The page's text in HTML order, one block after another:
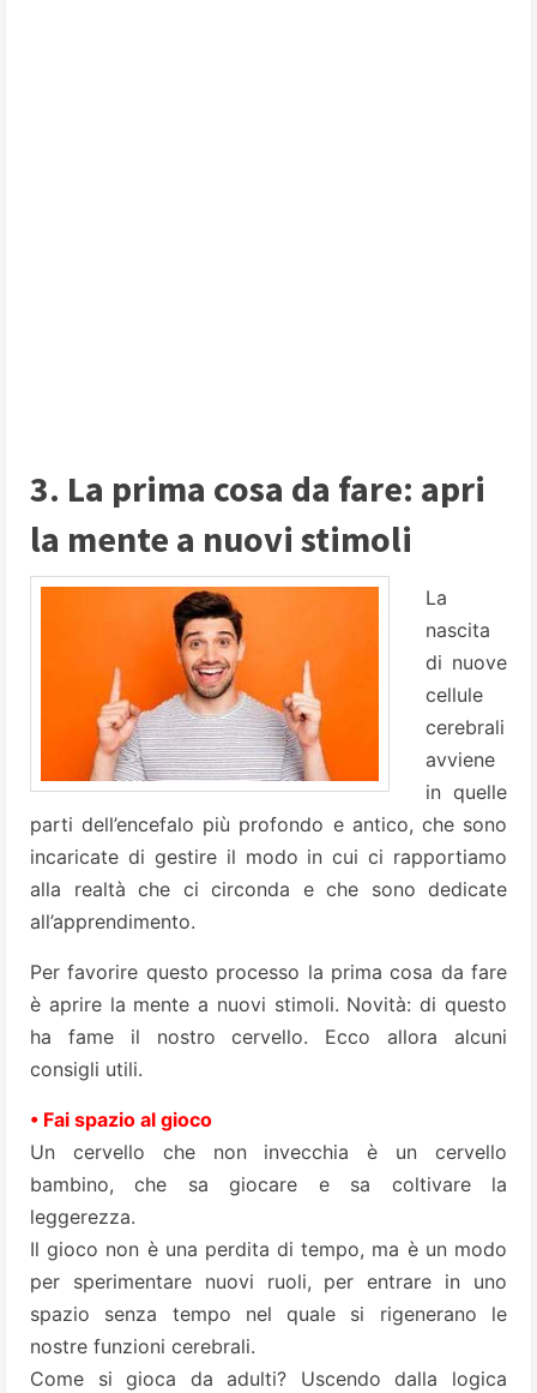
3. La prima cosa da fare: apri
la mente a nuovi stimoli
La
nascita
di nuove
cellule
cerebrali
avviene
in quelle
parti dell’encefalo più profondo e antico, che sono
incaricate di gestire il modo in cui ci rapportiamo
alla realtà che ci circonda e che sono dedicate
all’apprendimento.
Per favorire questo processo la prima cosa da fare
è aprire la mente a nuovi stimoli. Novità: di questo
ha fame il nostro cervello. Ecco allora alcuni
consigli utili.
• Fai spazio al gioco
Un cervello che non invecchia è un cervello
bambino, che sa giocare e sa coltivare la
leggerezza.
Il gioco non è una perdita di tempo, ma è un modo
per sperimentare nuovi ruoli, per entrare in uno
spazio senza tempo nel quale si rigenerano le
nostre funzioni cerebrali.
Come si gioca da adulti? Uscendo dalla logica